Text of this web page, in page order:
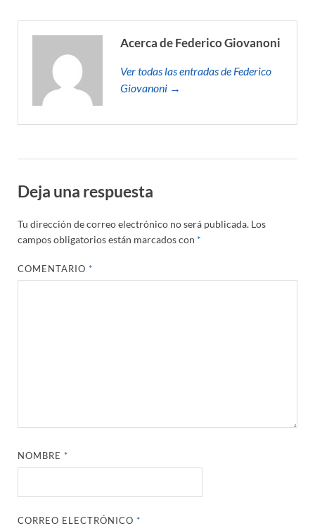
Acerca de Federico Giovanoni
Ver todas las entradas de Federico
Giovanoni →
Deja una respuesta
Tu dirección de correo electrónico no será publicada. Los
campos obligatorios están marcados con *
COMENTARIO*
NOMBRE*
CORREO ELECTRÓNICO*